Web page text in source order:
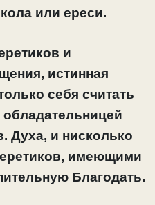
или ереси.
и
истинная
себя считать
Духа, и нисколько
имеющими
Благодать.